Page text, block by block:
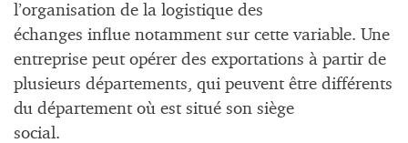
l’organisation de la logistique des
échanges influe notamment sur cette variable. Une
entreprise peut opérer des exportations à partir de
plusieurs départements, qui peuvent être différents
du département où est situé son siège
social.